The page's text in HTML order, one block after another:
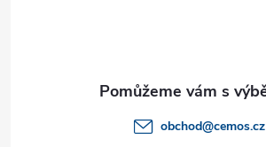
obchod@cemos.cz